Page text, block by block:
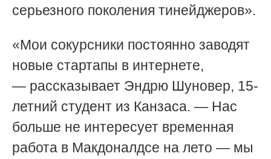
серьезного поколения тинейджеров».
«Мои сокурсники постоянно заводят
новые стартапы в интернете,
— рассказывает Эндрю Шуновер, 15-
летний студент из Канзаса. — Нас
больше не интересует временная
работа в Макдоналдсе на лето — мы